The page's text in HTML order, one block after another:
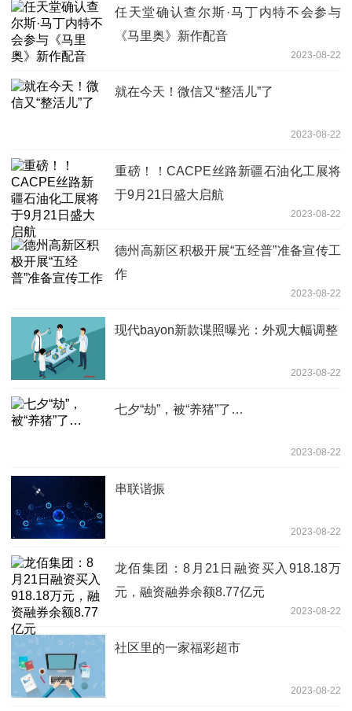
任天堂确认查尔斯·马丁内特不会参与
《马里奥》新作配音
2023-08-22
就在今天！微信又“整活儿”了
2023-08-22
重磅！！CACPE丝路新疆石油化工展将
于9月21日盛大启航
2023-08-22
德州高新区积极开展“五经普”准备宣传工
作
2023-08-22
现代bayon新款谍照曝光：外观大幅调整
2023-08-22
七夕“劫”，被“养猪”了…
2023-08-22
串联谐振
2023-08-22
龙佰集团：8月21日融资买入918.18万
元，融资融券余额8.77亿元
2023-08-22
社区里的一家福彩超市
2023-08-22